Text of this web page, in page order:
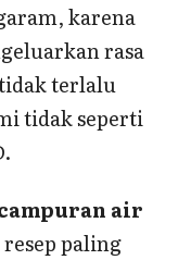
karena
rasa
terlalu
tidak seperti
air
paling